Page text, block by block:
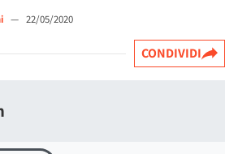
— 22/05/2020
CONDIVIDI